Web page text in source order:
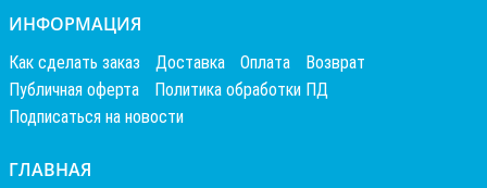
ИНФОРМАЦИЯ
Как сделать заказ Доставка Оплата
Возврат
Публичная оферта
Политика обработки ПД
Подписаться на новости
ГЛАВНАЯ